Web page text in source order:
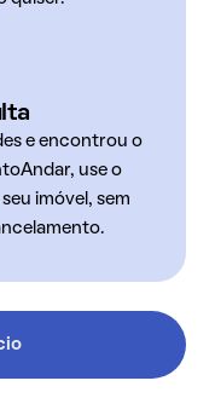
e encontrou o
use o
imóvel, sem